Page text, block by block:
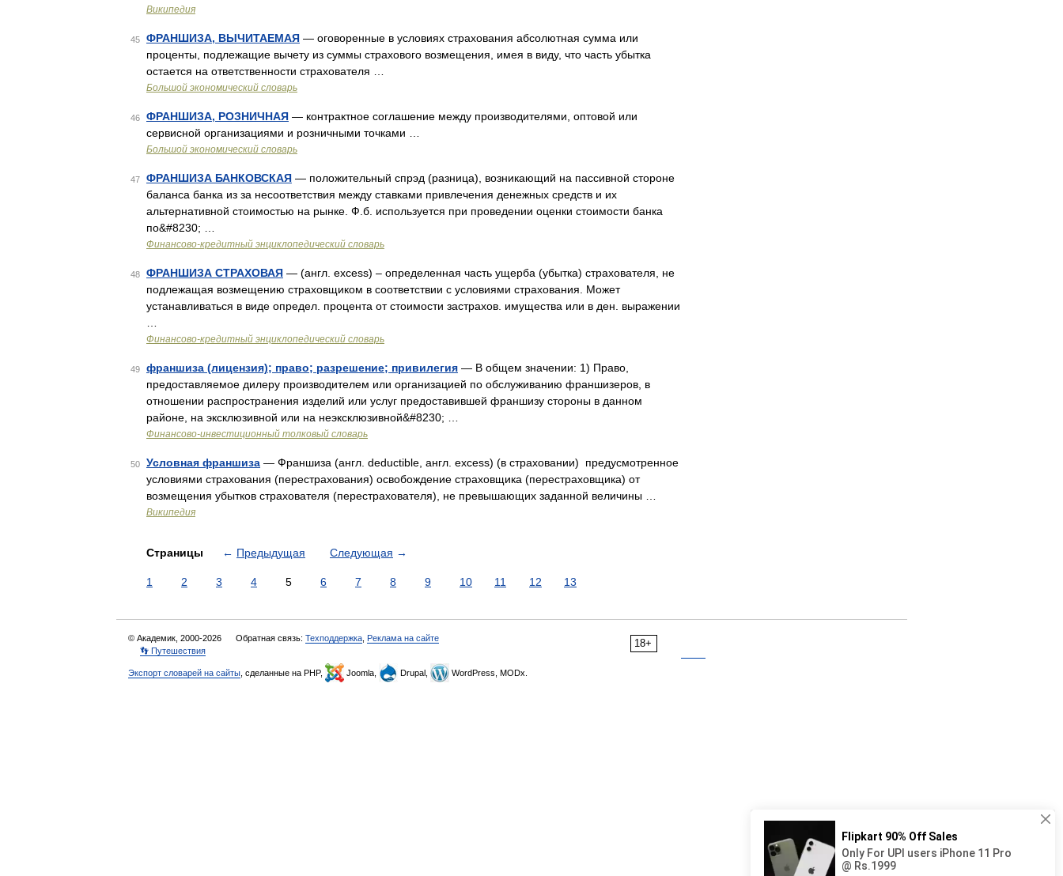
Википедия
45 ФРАНШИЗА, ВЫЧИТАЕМАЯ — оговоренные в условиях страхования абсолютная сумма или
проценты, подлежащие вычету из суммы страхового возмещения, имея в виду, что часть убытка
остается на ответственности страхователя …
Большой экономический словарь
46 ФРАНШИЗА, РОЗНИЧНАЯ — контрактное соглашение между производителями, оптовой или
сервисной организациями и розничными точками …
Большой экономический словарь
47 ФРАНШИЗА БАНКОВСКАЯ — положительный спрэд (разница), возникающий на пассивной стороне
баланса банка из за несоответствия между ставками привлечения денежных средств и их
альтернативной стоимостью на рынке. Ф.б. используется при проведении оценки стоимости банка
по&#8230; …
Финансово-кредитный энциклопедический словарь
48 ФРАНШИЗА СТРАХОВАЯ — (англ. excess) – определенная часть ущерба (убытка) страхователя, не
подлежащая возмещению страховщиком в соответствии с условиями страхования. Может
устанавливаться в виде определ. процента от стоимости застрахов. имущества или в ден. выражении
Финансово-кредитный энциклопедический словарь
49 франшиза (лицензия); право; разрешение; привилегия — В общем значении: 1) Право,
предоставляемое дилеру производителем или организацией по обслуживанию франшизеров, в
отношении распространения изделий или услуг предоставившей франшизу стороны в данном
районе, на эксклюзивной или на неэксклюзивной&#8230; …
Финансово-инвестиционный толковый словарь
50 Условная франшиза — Франшиза (англ. deductible, англ. excess) (в страховании) предусмотренное
условиями страхования (перестрахования) освобождение страховщика (перестраховщика) от
возмещения убытков страхователя (перестрахователя), не превышающих заданной величины …
Википедия
Страницы ← Предыдущая Следующая →
1 2 3 4 5 6 7 8 9 10 11 12 13
18+
© Академик, 2000-2026 Обратная связь: Техподдержка Реклама на сайте
👣 Путешествия
Экспорт словарей на сайты , сделанные на PHP, Joomla, Drupal, WordPress, MODx.